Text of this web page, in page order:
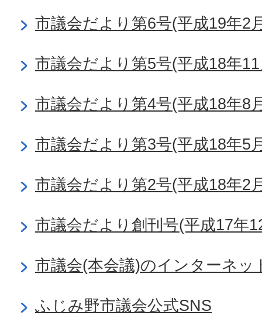
市議会だより第6号(平成19年2
市議会だより第5号(平成18年
市議会だより第4号(平成18年8
市議会だより第3号(平成18年5
市議会だより第2号(平成18年2
市議会だより創刊号(平成17年
市議会(本会議)のインターネッ
ふじみ野市議会公式SNS